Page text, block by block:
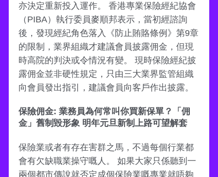
亦決定重新投入運作。 香港專業保險經紀協會
（PIBA）執行委員麥順邦表示，當初經諮詢
後，發現經紀角色落入《防止賄賂條例》第9章
的限制，業界組織才建議會員披露佣金，但現
時高院的判決或令情況有變。 現時保險經紀披
露佣金並非硬性規定，只由三大業界監管組織
向會員發出指引，建議會員向客戶作出披露。
保險佣金: 業務員為何常叫你買新保單？「佣
金」舊制毀形象 明年元旦新制上路可望解套
保險業或者有存在害群之馬，不過每個行業都
會有欠缺職業操守嘅人。 如果大家只係聽到一
兩個都市傳說就否定成個保險業嘅專業就唔夠